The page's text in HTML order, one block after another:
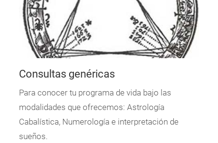
Consultas genéricas
Para conocer tu programa de vida bajo las
modalidades que ofrecemos: Astrología
Cabalística, Numerología e interpretación de
sueños.